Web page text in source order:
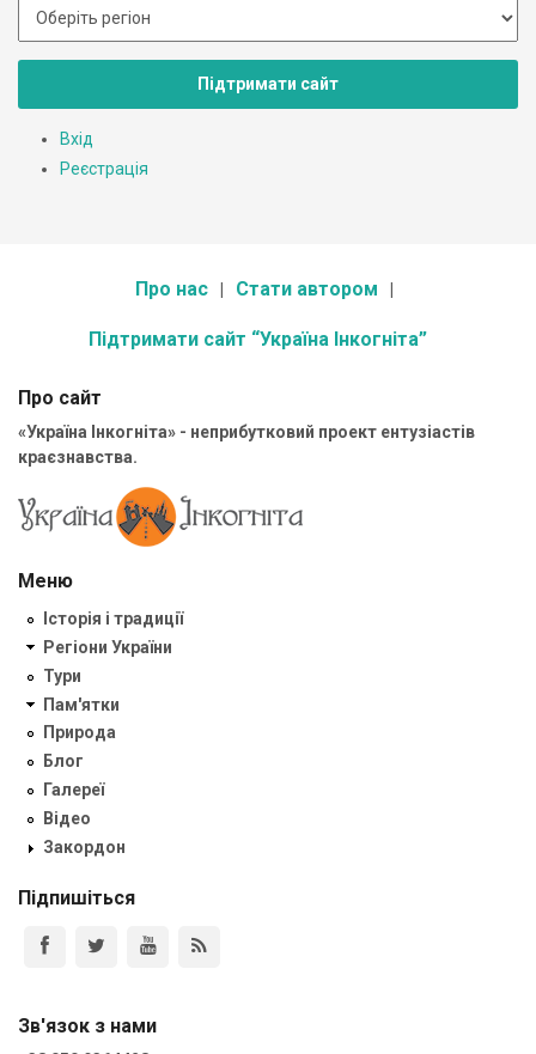
Підтримати сайт
Вхід
Реєстрація
Про нас Стати автором
Підтримати сайт “Україна Інкогніта”
Про сайт
«Україна Інкогніта» - неприбутковий проект ентузіастів
краєзнавства.
Меню
Історія і традиції
Регіони України
Тури
Пам'ятки
Природа
Блог
Галереї
Відео
Закордон
Підпишіться
Зв'язок з нами